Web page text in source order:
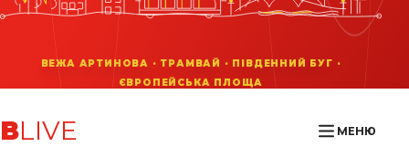
ВLIVE МЕНЮ